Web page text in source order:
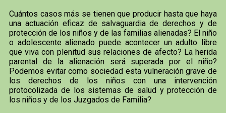
Cuántos casos más se tienen que producir hasta que haya
una actuación eficaz de salvaguardia de derechos y de
protección de los niños y de las familias alienadas? El niño
o adolescente alienado puede acontecer un adulto libre
que viva con plenitud sus relaciones de afecto? La herida
parental de la alienación será superada por el niño?
Podemos evitar como sociedad esta vulneración grave de
los derechos de los niños con una intervención
protocolizada de los sistemas de salud y protección de
los niños y de los Juzgados de Familia?